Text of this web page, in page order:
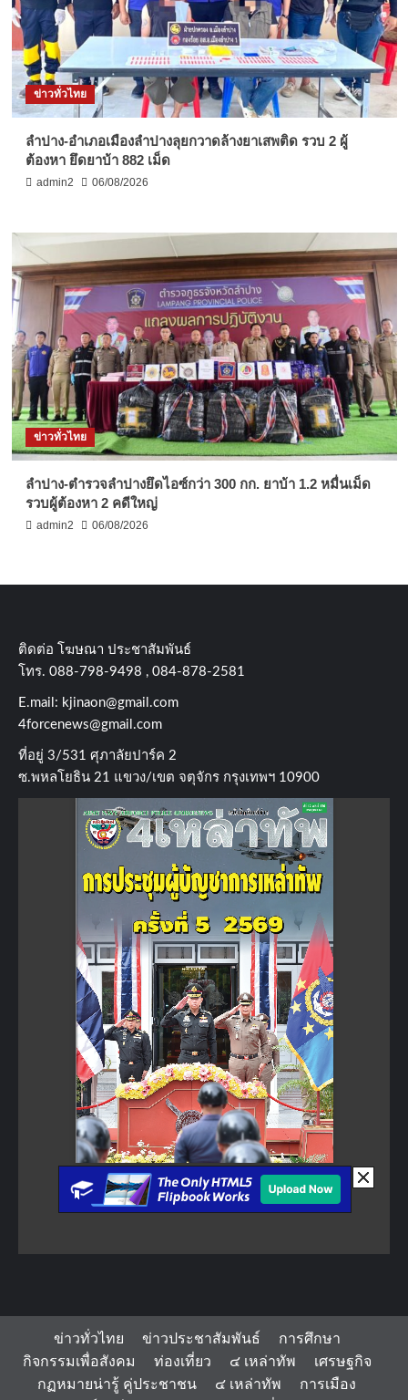
ข่าวทั่วไทย
ลำปาง-อำเภอเมืองลำปางลุยกวาดล้างยาเสพติด รวบ 2 ผู้
ต้องหา ยึดยาบ้า 882 เม็ด
admin2 06/08/2026
ข่าวทั่วไทย
ลำปาง-ตำรวจลำปางยึดไอซ์กว่า 300 กก. ยาบ้า 1.2 หมื่นเม็ด
รวบผู้ต้องหา 2 คดีใหญ่
admin2 06/08/2026
ติดต่อ​ โฆษณา​ ประชาสัมพันธ์
โทร​. 088-798-9498 , 084-878-2581
E.mail: kjinaon@gmail.com
4forcenews@gmail.com
ที่อยู่​ 3/531​ ศุภาลัยปาร์ค​ 2
ซ.พหลโยธิน​ 21​ แขวง/เขต​ จตุจักร​ กรุงเทพฯ 10900
ข่าวทั่วไทย ข่าวประชาสัมพันธ์
การศึกษา
กิจกรรมเพื่อสังคม
ท่องเที่ยว ๔ เหล่าทัพ
เศรษฐกิจ
กฏหมายน่ารู้ คู่ประชาชน
๔ เหล่าทัพ
การเมือง